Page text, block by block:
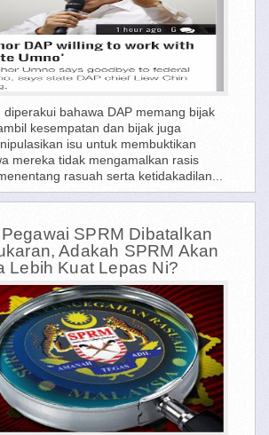
diperakui bahawa DAP memang bijak
kesempatan dan bijak juga
isu untuk membuktikan
mereka tidak mengamalkan rasis
rasuah serta ketidakadilan...
SPRM Dibatalkan
Adakah SPRM Akan
Lebih Kuat Lepas Ni?